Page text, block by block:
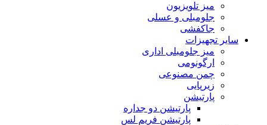
میز تلویزیون
جلومبلی و عسلی
جاکفشی
سایر تجهیزات
میز جلومبلی اداری
ارگونومی
چمن مصنوعی
زیرپایی
پارتیشن
پارتیشن دو جداره
پارتیشن فریم لس